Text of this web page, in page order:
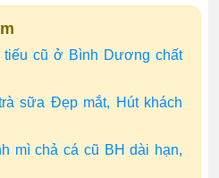
tiếu cũ ở Bình Dương chất
sữa Đẹp mắt, Hút khách
mì chả cá cũ BH dài hạn,